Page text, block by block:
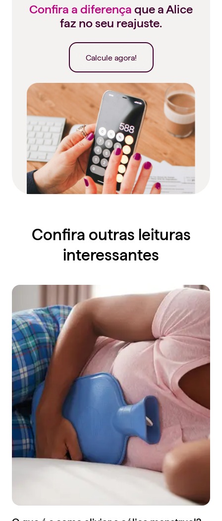
Confira a diferença que a Alice
faz no seu reajuste.
Calcule agora!
Confira outras leituras
interessantes